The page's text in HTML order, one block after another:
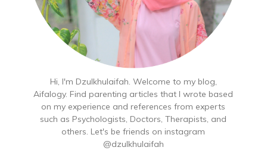
Hi, I'm Dzulkhulaifah. Welcome to my blog,
Aifalogy. Find parenting articles that I wrote based
on my experience and references from experts
such as Psychologists, Doctors, Therapists, and
others. Let's be friends on instagram
@dzulkhulaifah